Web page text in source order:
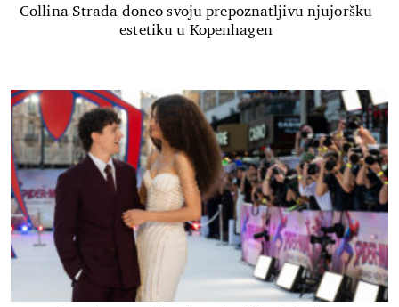
Collina Strada doneo svoju prepoznatljivu njujoršku
estetiku u Kopenhagen